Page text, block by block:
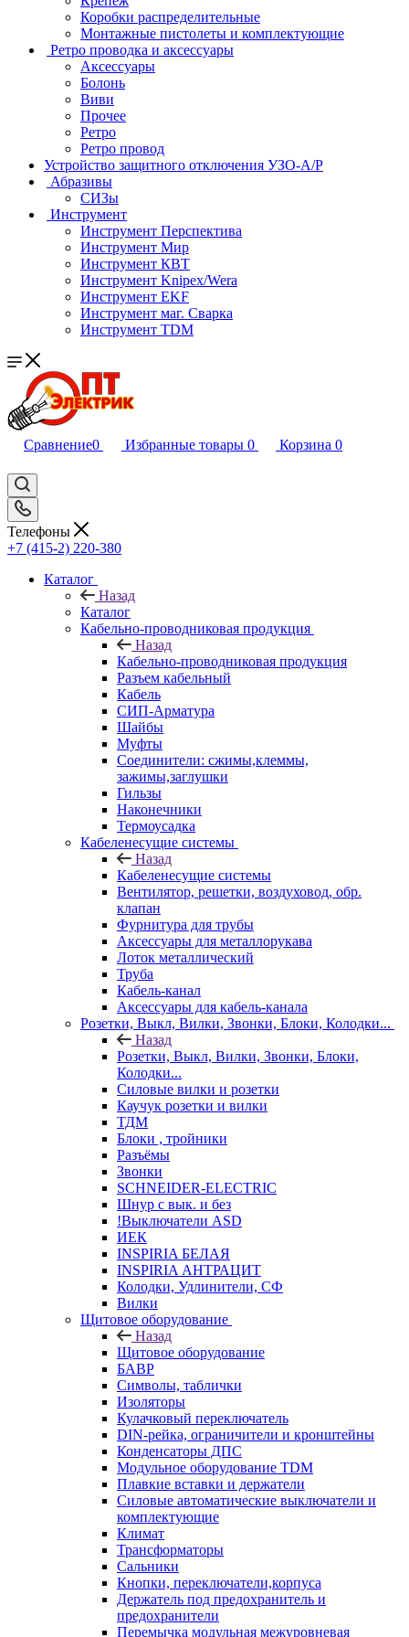
Коробки распределительные
Монтажные пистолеты и комплектующие
Ретро проводка и аксессуары
Аксессуары
Болонь
Виви
Прочее
Ретро
Ретро провод
Устройство защитного отключения УЗО-А/Р
Абразивы
СИЗы
Инструмент
Инструмент Перспектива
Инструмент Мир
Инструмент КВТ
Инструмент Knipex/Wera
Инструмент EKF
Инструмент маг. Сварка
Инструмент TDM
Сравнение0 Избранные товары 0 Корзина 0
Телефоны
+7 (415-2) 220-380
Каталог
Назад
Каталог
Кабельно-проводниковая продукция
Назад
Кабельно-проводниковая продукция
Разъем кабельный
Кабель
СИП-Арматура
Шайбы
Муфты
Соединители: сжимы,клеммы,
зажимы,заглушки
Гильзы
Наконечники
Термоусадка
Кабеленесущие системы
Назад
Кабеленесущие системы
Вентилятор, решетки, воздуховод, обр.
клапан
Фурнитура для трубы
Аксессуары для металлорукава
Лоток металлический
Труба
Кабель-канал
Аксессуары для кабель-канала
Розетки, Выкл, Вилки, Звонки, Блоки, Колодки...
Назад
Розетки, Выкл, Вилки, Звонки, Блоки,
Колодки...
Силовые вилки и розетки
Каучук розетки и вилки
ТДМ
Блоки , тройники
Разъёмы
Звонки
SCHNEIDER-ELECTRIC
Шнур с вык. и без
!Выключатели ASD
ИЕК
INSPIRIA БЕЛАЯ
INSPIRIA АНТРАЦИТ
Колодки, Удлинители, СФ
Вилки
Щитовое оборудование
Назад
Щитовое оборудование
БАВР
Символы, таблички
Изоляторы
Кулачковый переключатель
DIN-рейка, ограничители и кронштейны
Конденсаторы ДПС
Модульное оборудование TDM
Плавкие вставки и держатели
Силовые автоматические выключатели и
комплектующие
Климат
Трансформаторы
Сальники
Кнопки, переключатели,корпуса
Держатель под предохранитель и
предохранители
Перемычка модульная межуровневая